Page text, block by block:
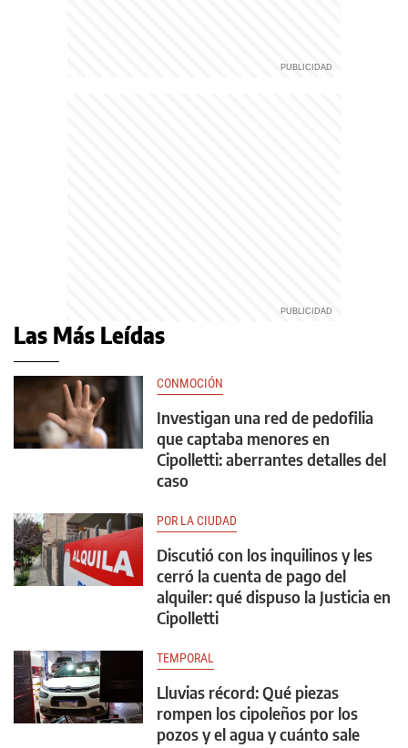
Las Más Leídas
CONMOCIÓN
Investigan una red de pedofilia
que captaba menores en
Cipolletti: aberrantes detalles del
caso
POR LA CIUDAD
Discutió con los inquilinos y les
cerró la cuenta de pago del
alquiler: qué dispuso la Justicia en
Cipolletti
TEMPORAL
Lluvias récord: Qué piezas
rompen los cipoleños por los
pozos y el agua y cuánto sale